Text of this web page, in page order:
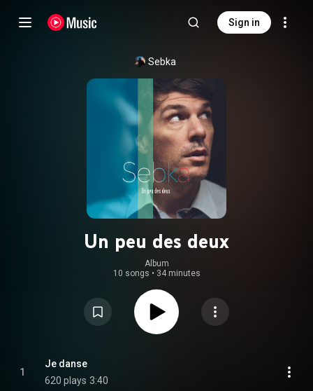
Sign in
Sebka
Un peu des deux
Album
10 songs • 34 minutes
1
Je danse
620 plays 3:40